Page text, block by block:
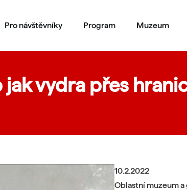
Pro návštěvníky Program Muzeum
jak vydra přes
10.2.2022
Oblastní muzeum a